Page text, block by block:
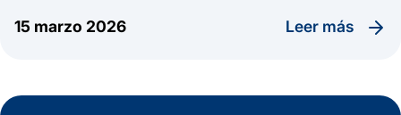
ofrecer soluciones avanzadas en la toma de
15 marzo 2026 leer más